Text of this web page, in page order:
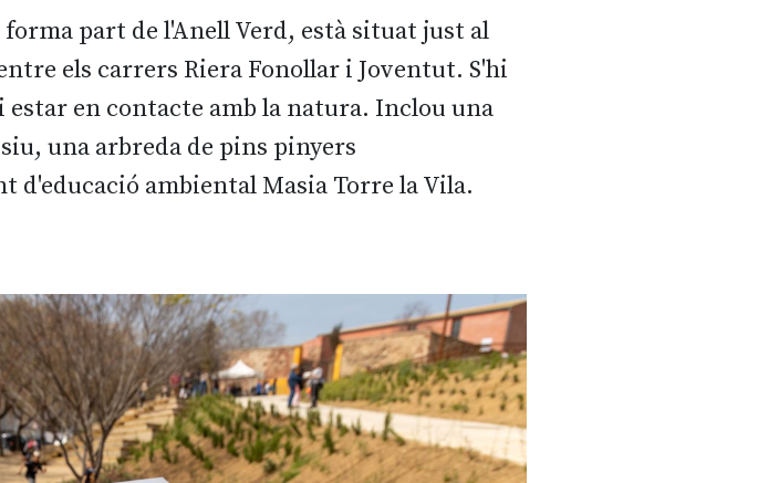
part de l'Anell Verd, està situat just al
els carrers Riera Fonollar i Joventut. S'hi
en contacte amb la natura. Inclou una
una arbreda de pins pinyers
d'educació ambiental Masia Torre la Vila.